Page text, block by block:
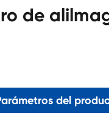
de
del